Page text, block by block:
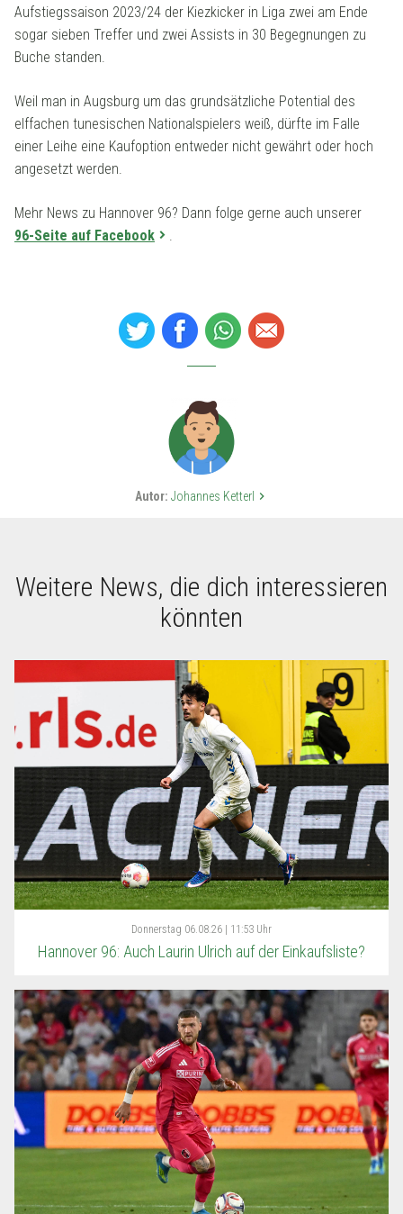
Aufstiegssaison 2023/24 der Kiezkicker in Liga zwei am Ende
sogar sieben Treffer und zwei Assists in 30 Begegnungen zu
Buche standen.
Weil man in Augsburg um das grundsätzliche Potential des
elffachen tunesischen Nationalspielers weiß, dürfte im Falle
einer Leihe eine Kaufoption entweder nicht gewährt oder hoch
angesetzt werden.
Mehr News zu Hannover 96? Dann folge gerne auch unserer
96-Seite auf Facebook
.
Autor: Johannes Ketterl keyboard_arrow_right
Weitere News, die dich interessieren
könnten
Donnerstag 06.08.26 | 11:53 Uhr
Hannover 96: Auch Laurin Ulrich auf der Einkaufsliste?